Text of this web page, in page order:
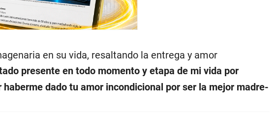
en su vida, resaltando la entrega y amor
presente en todo momento y etapa de mi vida por
dado tu amor incondicional por ser la mejor madre-